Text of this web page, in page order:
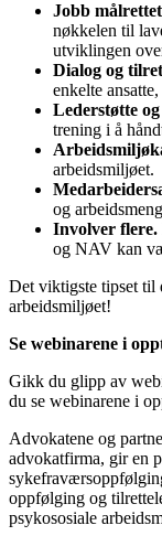
Jobb
nøkkelen til
utviklingen
Dialog og
enkelte
Lederstøtte
trening i å
arbeidsmiljøet.
og
Involver flere.
og NAV kan
Det viktigste tipset til
arbeidsmiljøet!
Se webinarene i
Gikk du glipp av
du se webinarene i
Advokatene og
advokatfirma, gir en
oppfølging og
psykososiale